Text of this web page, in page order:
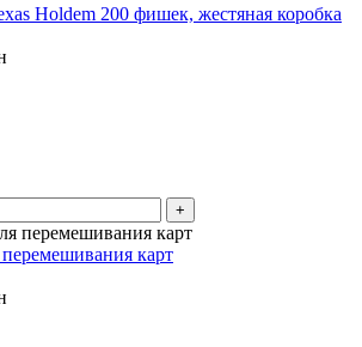
Holdem 200 фишек, жестяная коробка
+
карт